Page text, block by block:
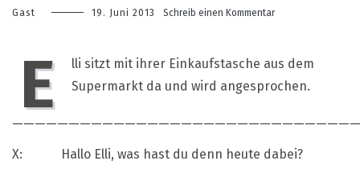
Gast 19. Juni 2013 Schreib einen Kommentarzu
E
lli sitzt mit ihrer Einkaufstasche aus dem
Supermarkt da und wird angesprochen.
X: Hallo Elli, was hast du denn heute dabei?